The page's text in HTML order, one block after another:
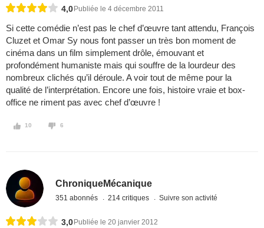
4,0 Publiée le 4 décembre 2011
Si cette comédie n’est pas le chef d’œuvre tant attendu, François
Cluzet et Omar Sy nous font passer un très bon moment de
cinéma dans un film simplement drôle, émouvant et
profondément humaniste mais qui souffre de la lourdeur des
nombreux clichés qu’il déroule. A voir tout de même pour la
qualité de l’interprétation. Encore une fois, histoire vraie et box-
office ne riment pas avec chef d’œuvre !
10 6
ChroniqueMécanique
351 abonnés 214 critiques Suivre son activité
3,0 Publiée le 20 janvier 2012